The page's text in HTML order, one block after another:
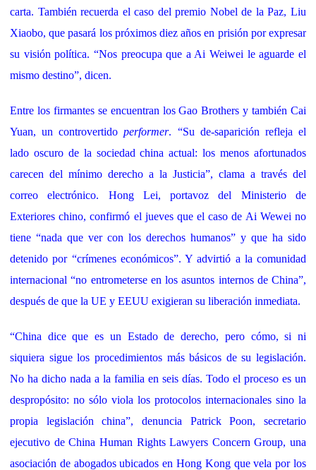
carta. También recuerda el caso del premio Nobel de la Paz, Liu
Xiaobo, que pasará los próximos diez años en prisión por expresar
su visión política. “Nos preocupa que a Ai Weiwei le aguarde el
mismo destino”, dicen.
Entre los firmantes se encuentran los Gao Brothers y también Cai
Yuan, un controvertidoperformer. “Su de-saparición refleja el
lado oscuro de la sociedad china actual: los menos afortunados
carecen del mínimo derecho a la Justicia”, clama a través del
correo electrónico. Hong Lei, portavoz del Ministerio de
Exteriores chino, confirmó el jueves que el caso de Ai Wewei no
tiene “nada que ver con los derechos humanos” y que ha sido
detenido por “crímenes económicos”. Y advirtió a la comunidad
internacional “no entrometerse en los asuntos internos de China”,
después de que la UE y EEUU exigieran su liberación inmediata.
“China dice que es un Estado de derecho, pero cómo, si ni
siquiera sigue los procedimientos más básicos de su legislación.
No ha dicho nada a la familia en seis días. Todo el proceso es un
despropósito: no sólo viola los protocolos internacionales sino la
propia legislación china”, denuncia Patrick Poon, secretario
ejecutivo de China Human Rights Lawyers Concern Group, una
asociación de abogados ubicados en Hong Kong que vela por los